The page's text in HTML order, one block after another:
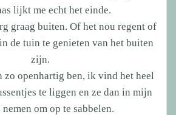
lijkt me echt het einde.
graag buiten. Of het nou regent of
de tuin te genieten van het buiten
zijn.
zo openhartig ben, ik vind het heel
te liggen en ze dan in mijn
om op te sabbelen.